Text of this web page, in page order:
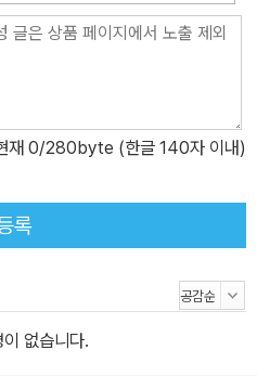
재 0/280byte (한글 140자 이내)
록
없습니다.